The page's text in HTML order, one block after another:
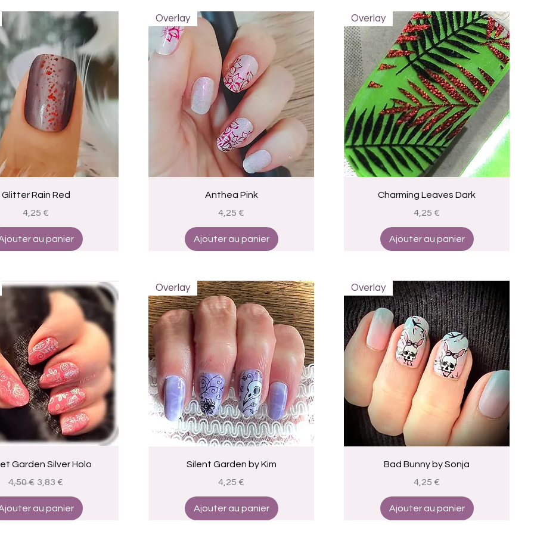
Aperçu rapide
Glitter Rain Red
Prix
4,25 €
au panier
Aperçu rapide
Overlay
Anthea Pink
Prix
4,25 €
Ajouter au panier
Aperçu rapide
Overlay
Charming Leaves Dark
Prix
4,25 €
Ajouter au panier
Aperçu rapide
Garden Silver Holo
Prix original
4,50 € Prix promotionnel
3,83 €
au panier
Aperçu rapide
Overlay
Silent Garden by Kim
Prix
4,25 €
Ajouter au panier
Aperçu rapide
Overlay
Bad Bunny by Sonja
Prix
4,25 €
Ajouter au panier